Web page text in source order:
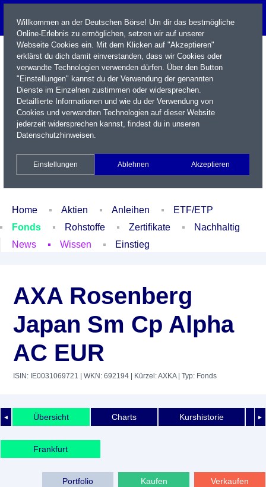
Name / WKN / ISIN / Kürzel
Xetra Realtime
Watchlist Portfolio Login
Home Aktien Anleihen
ETF/ETP
Fonds
Rohstoffe Zertifikate
Nachhaltig
News
Wissen Einstieg
AXA Rosenberg
Japan Sm Cp Alpha
AC EUR
ISIN: IE0031069721 | WKN: 692194 | Kürzel: AXKA| Typ: Fonds
◄ ►
Übersicht Charts Kurshistorie
Frankfurt
Verkaufen
Kaufen
Portfolio
Willkommen an der Deutschen Börse! Um dir das bestmögliche
Online-Erlebnis zu ermöglichen, setzen wir auf unserer
Webseite Cookies ein. Mit dem Klicken auf "Akzeptieren"
erklärst du dich damit einverstanden, dass wir Cookies oder
verwandte Technologien verwenden dürfen. Über den Button
"Einstellungen" kannst du der Verwendung der genannten
Dienste im Einzelnen zustimmen oder widersprechen.
Detaillierte Informationen und wie du der Verwendung von
Cookies und verwandten Technologien auf dieser Website
jederzeit widersprechen kannst, findest du in unseren
Datenschutzhinweisen.
Einstellungen Ablehnen Akzeptieren